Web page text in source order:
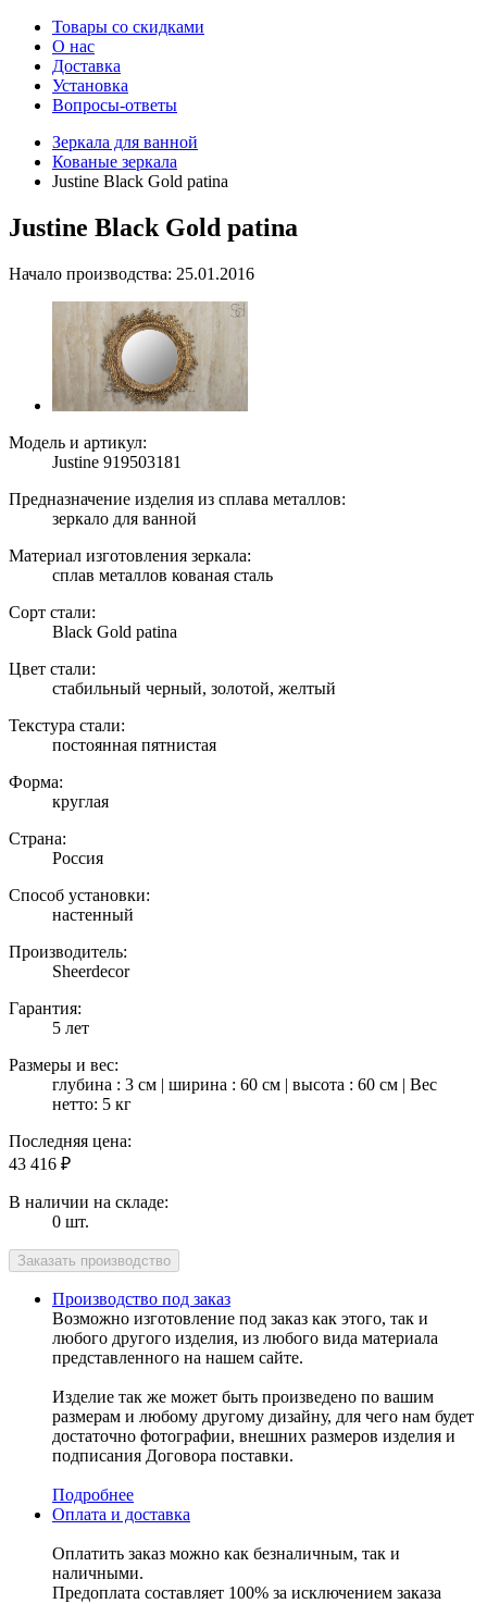
Товары со скидками
О нас
Доставка
Установка
Вопросы-ответы
Зеркала для ванной
Кованые зеркала
Justine Black Gold patina
Justine Black Gold patina
Начало производства: 25.01.2016
Модель и артикул:
Justine 919503181
Предназначение изделия из сплава металлов:
зеркало для ванной
Материал изготовления зеркала:
сплав металлов кованая сталь
Сорт стали:
Black Gold patina
Цвет стали:
стабильный черный, золотой, желтый
Текстура стали:
постоянная пятнистая
Форма:
круглая
Страна:
Россия
Способ установки:
настенный
Производитель:
Sheerdecor
Гарантия:
5 лет
Размеры и вес:
глубина : 3 см | ширина : 60 см | высота : 60 см | Вес
нетто: 5 кг
Последняя цена:
43 416 ₽
В наличии на складе:
0 шт.
Производство под заказ
Возможно изготовление под заказ как этого, так и
любого другого изделия, из любого вида материала
представленного на нашем сайте.
Изделие так же может быть произведено по вашим
размерам и любому другому дизайну, для чего нам будет
достаточно фотографии, внешних размеров изделия и
подписания Договора поставки.
Подробнее
Оплата и доставка
Оплатить заказ можно как безналичным, так и
наличными.
Предоплата составляет 100% за исключением заказа